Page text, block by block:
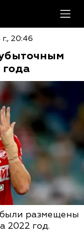
20:46
размещены
2022 год.